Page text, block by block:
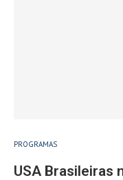
PROGRAMAS
USA Brasileiras